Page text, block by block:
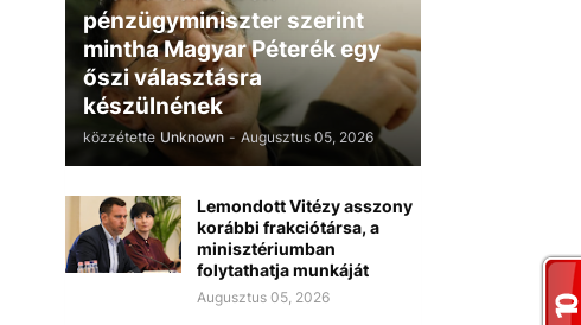
pénzügyminiszter szerint
mintha Magyar Péterék egy
őszi választásra
készülnének
közzétette Unknown - Augusztus 05, 2026
Lemondott Vitézy asszony
korábbi frakciótársa, a
minisztériumban
folytathatja munkáját
Augusztus 05, 2026